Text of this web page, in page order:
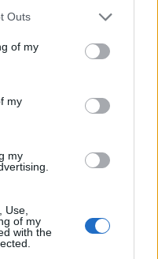
one or more Google
You may click to
its third-party tags to
in below Google
Outs
of my
my
my
Use,
of my
with the
newsletters